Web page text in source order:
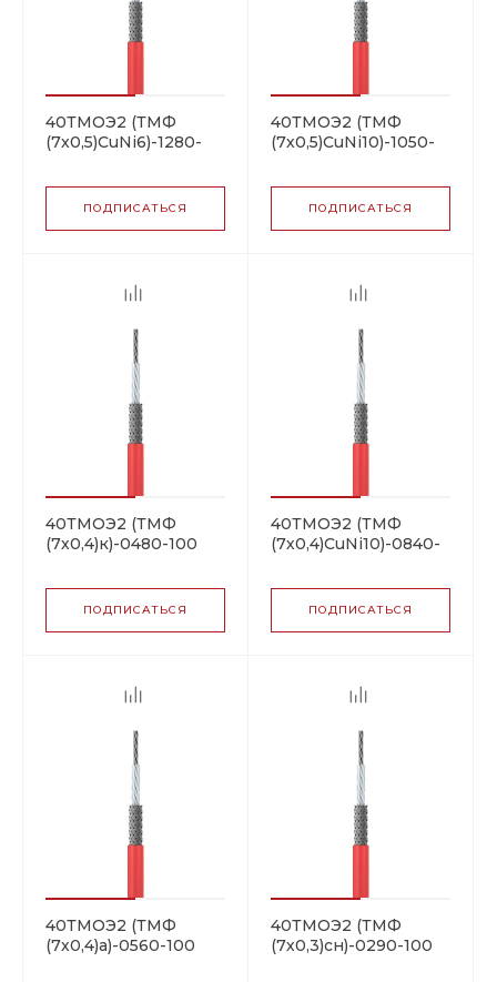
40ТМОЭ2 (ТМФ
(7х0,5)CuNi6)-1280-
нагревательная
секцияПОДПИСАТЬСЯ
40ТМОЭ2 (ТМФ
(7х0,5)CuNi10)-1050-
нагревательная
секцияПОДПИСАТЬСЯ
40ТМОЭ2 (ТМФ
(7х0,4)к)-0480-100
нагревательная
секцияПОДПИСАТЬСЯ
40ТМОЭ2 (ТМФ
(7х0,4)CuNi10)-0840-
нагревательная
секцияПОДПИСАТЬСЯ
40ТМОЭ2 (ТМФ
(7х0,4)а)-0560-100
40ТМОЭ2 (ТМФ
(7х0,3)сн)-0290-100